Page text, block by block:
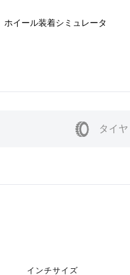
ホイール装着シミュレータ
タイヤ
インチサイズ